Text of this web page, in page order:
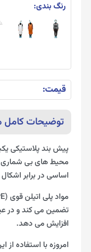
رنگ بندی:
قیمت:
توضیحات
پیش بند پلاستیکی
محیط های بی
اساسی در برابر
تضمین می کند و در
افزایش می دهد.
امروزه با استفاده از